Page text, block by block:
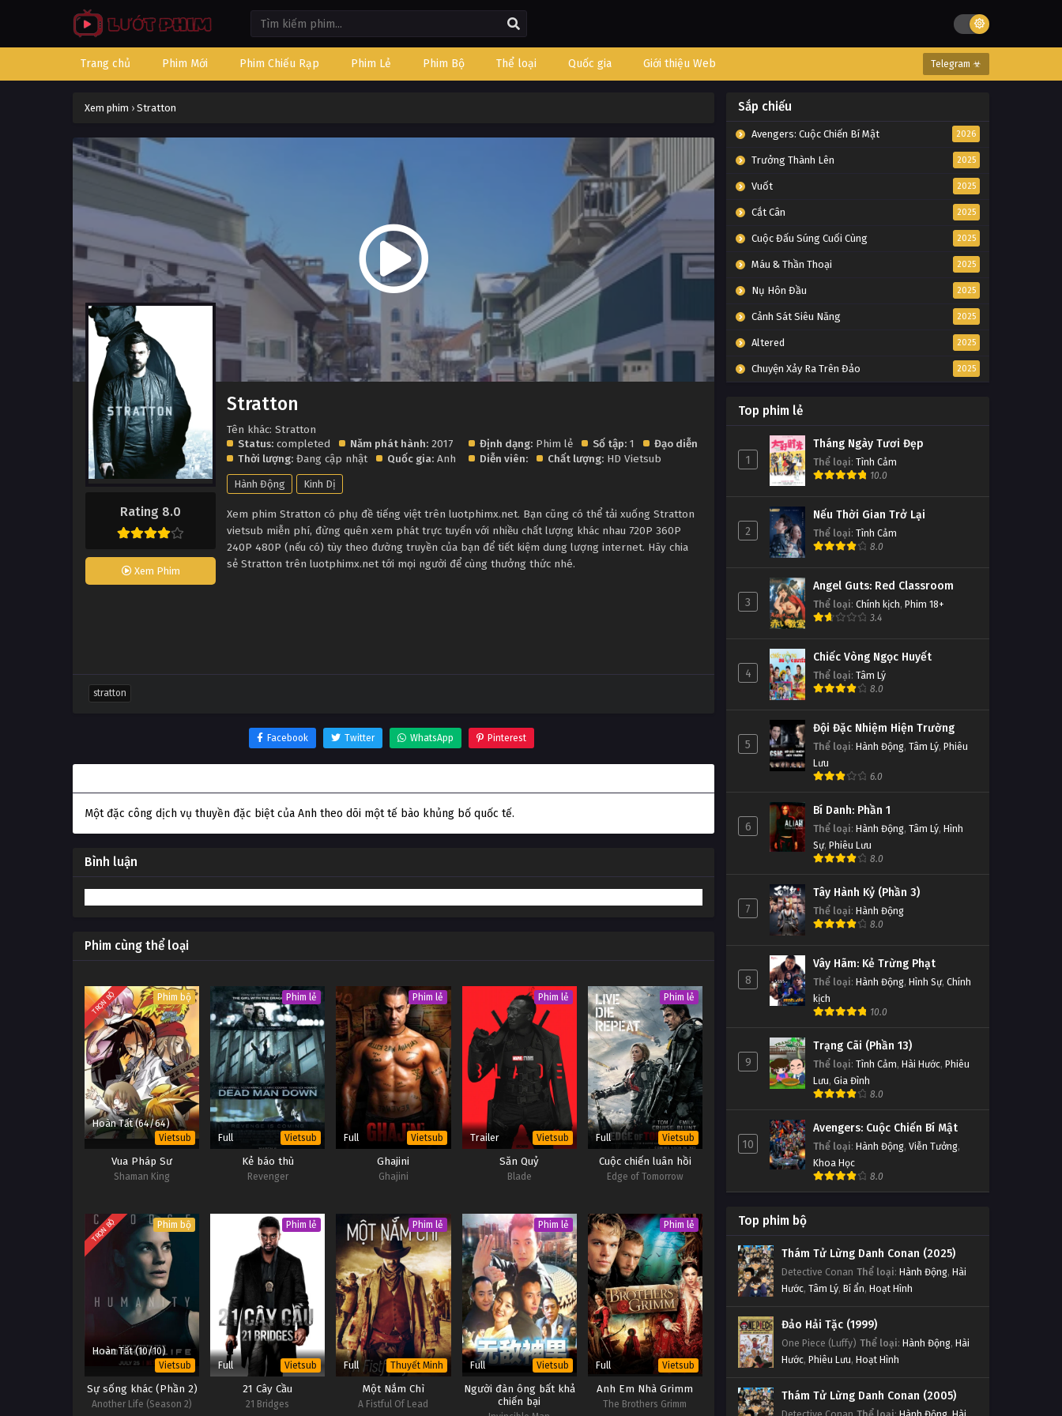
Trang chủ Phim Mới Phim Chiếu Rạp Phim Lẻ Phim Bộ Thể loại Quốc gia Giới thiệu Web Telegram ☣
Xem phim › Stratton
Rating 8.0
Xem Phim
Stratton
Tên khác: Stratton
Status: completed Năm phát hành: 2017
Thời lượng: Đang cập nhật Quốc gia: Anh
Định dạng:Phim lẻ Số tập:1
Đạo diễn:
Diễn viên:
Chất lượng: HD Vietsub
Hành Động Kinh Dị
Xem phim Stratton có phụ đề tiếng việt trên luotphimx.net. Bạn cũng có thể tải xuống Stratton
vietsub miễn phí, đừng quên xem phát trực tuyến với nhiều chất lượng khác nhau 720P 360P
240P 480P (nếu có) tùy theo đường truyền của bạn để tiết kiệm dung lượng internet. Hãy chia
sẻ Stratton trên luotphimx.net tới mọi người để cùng thưởng thức nhé.
stratton
Facebook Twitter WhatsApp Pinterest
Một đặc công dịch vụ thuyền đặc biệt của Anh theo dõi một tế bào khủng bố quốc tế.
Bình luận
Phim cùng thể loại
TRỌN BỘ Phim bộ
Hoàn Tất (64/64)
Vietsub
Vua Pháp Sư
Shaman King
Phim lẻ
Full Vietsub
Kẻ báo thù
Revenger
Phim lẻ
Full Vietsub
Ghajini
Ghajini
Phim lẻ
Trailer Vietsub
Săn Quỷ
Blade
Phim lẻ
Full Vietsub
Cuộc chiến luân hồi
Edge of Tomorrow
TRỌN BỘ Phim bộ
Hoàn Tất (10/10)
Vietsub
Sự sống khác (Phần 2)
Another Life (Season 2)
Phim lẻ
Full Vietsub
21 Cây Cầu
21 Bridges
Phim lẻ
Full Thuyết Minh
Một Nắm Chì
A Fistful Of Lead
Phim lẻ
Full Vietsub
Người đàn ông bất khả
chiến bại
Phim lẻ
Full Vietsub
Anh Em Nhà Grimm
The Brothers Grimm
Sắp chiếu
Avengers: Cuộc Chiến Bí Mật 2026
Trưởng Thành Lên 2025
Vuốt 2025
Cắt Cân 2025
Cuộc Đấu Súng Cuối Cùng 2025
Máu & Thần Thoại 2025
Nụ Hôn Đầu 2025
Cảnh Sát Siêu Năng 2025
Altered 2025
Chuyện Xảy Ra Trên Đảo 2025
Top phim lẻ
1
Tháng Ngày Tươi Đẹp
Thể loại: Tình Cảm
10.0
2
Nếu Thời Gian Trở Lại
Thể loại: Tình Cảm
8.0
3
Angel Guts: Red Classroom
Thể loại: Chính kịch, Phim 18+
3.4
4
Chiếc Vòng Ngọc Huyết
Thể loại: Tâm Lý
8.0
5
Đội Đặc Nhiệm Hiện Trường
Thể loại: Hành Động, Tâm Lý, Phiêu
Lưu
6.0
6
Bí Danh: Phần 1
Thể loại: Hành Động, Tâm Lý, Hình
Sự, Phiêu Lưu
8.0
7
Tây Hành Kỷ (Phần 3)
Thể loại: Hành Động
8.0
8
Vây Hãm: Kẻ Trừng Phạt
Thể loại: Hành Động, Hình Sự, Chính
kịch
10.0
9
Trạng Cãi (Phần 13)
Thể loại: Tình Cảm, Hài Hước, Phiêu
Lưu, Gia Đình
8.0
10
Avengers: Cuộc Chiến Bí Mật
Thể loại: Hành Động, Viễn Tưởng,
Khoa Học
8.0
Top phim bộ
Thám Tử Lừng Danh Conan (2025)
Detective Conan Thể loại: Hành Động, Hài
Hước, Tâm Lý, Bí ẩn, Hoạt Hình
Đảo Hải Tặc (1999)
One Piece (Luffy) Thể loại: Hành Động, Hài
Hước, Phiêu Lưu, Hoạt Hình
Thám Tử Lừng Danh Conan (2005)